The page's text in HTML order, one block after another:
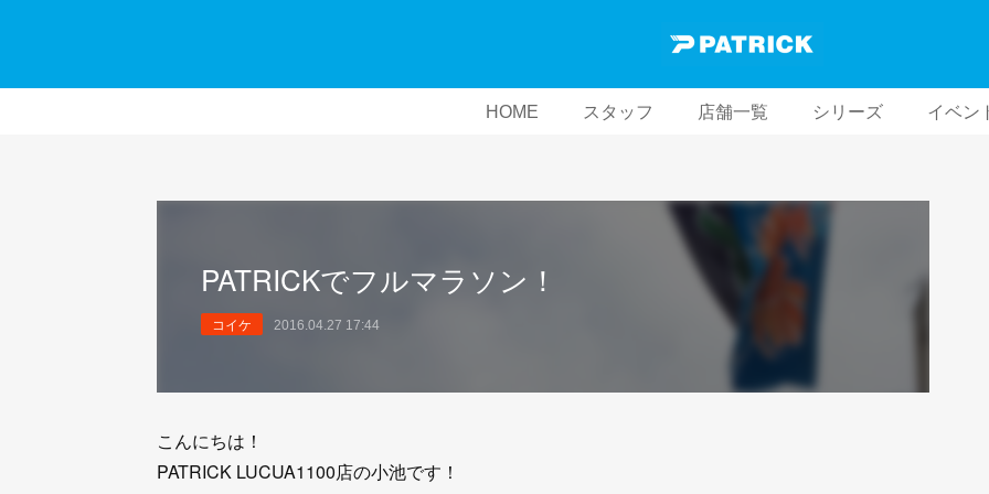
HOME スタッフ 店舗一覧 シリーズ イベン
PATRICKでフルマラソン！
コイケ 2016.04.27 17:44
こんにちは！
PATRICK LUCUA1100店の小池です！